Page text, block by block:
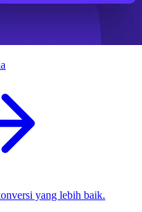
yang lebih baik.